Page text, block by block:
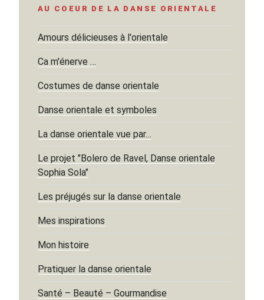
AU COEUR DE LA DANSE ORIENTALE
Amours délicieuses à l'orientale
Ca m'énerve …
Costumes de danse orientale
Danse orientale et symboles
La danse orientale vue par…
Le projet "Bolero de Ravel, Danse orientale
Sophia Sola"
Les préjugés sur la danse orientale
Mes inspirations
Mon histoire
Pratiquer la danse orientale
Santé – Beauté – Gourmandise